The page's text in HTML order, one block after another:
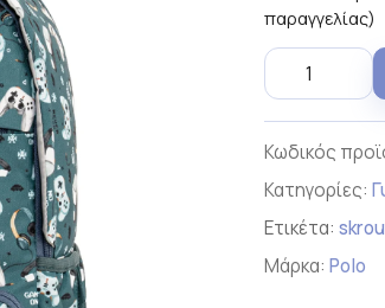
παραγγελίας)
Κωδικός
Κατηγορίες:
Ετικέτα:
Μάρκα: Polo